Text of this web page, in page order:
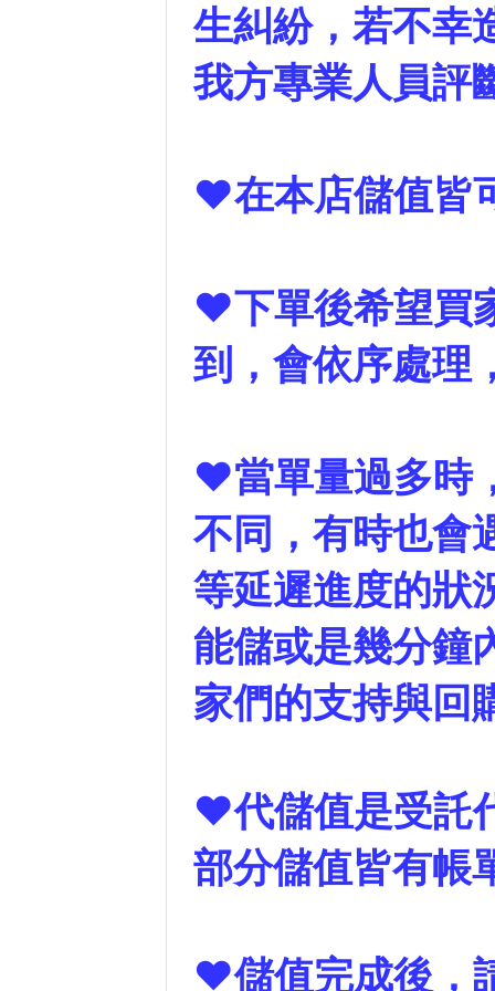
生糾紛，若不幸
我方專業人員評
❤在本店儲值皆
❤下單後希望買
到，會依序處理
❤當單量過多時
不同，有時也會
等延遲進度的狀
能儲或是幾分鐘
家們的支持與回
❤代儲值是受託
部分儲值皆有帳
❤儲值完成後，